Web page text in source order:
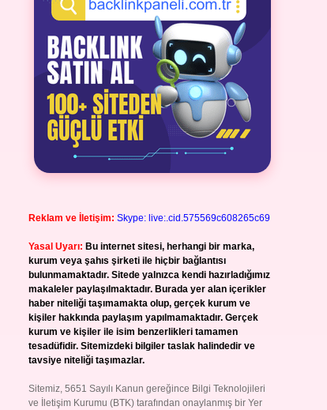
Reklam ve İletişim: Skype: live:.cid.575569c608265c69
Yasal Uyarı: Bu internet sitesi, herhangi bir marka,
kurum veya şahıs şirketi ile hiçbir bağlantısı
bulunmamaktadır. Sitede yalnızca kendi hazırladığımız
makaleler paylaşılmaktadır. Burada yer alan içerikler
haber niteliği taşımamakta olup, gerçek kurum ve
kişiler hakkında paylaşım yapılmamaktadır. Gerçek
kurum ve kişiler ile isim benzerlikleri tamamen
tesadüfidir. Sitemizdeki bilgiler taslak halindedir ve
tavsiye niteliği taşımazlar.
Sitemiz, 5651 Sayılı Kanun gereğince Bilgi Teknolojileri
ve İletişim Kurumu (BTK) tarafından onaylanmış bir Yer